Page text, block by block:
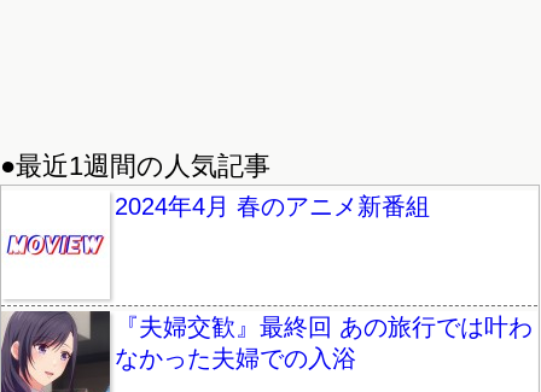
●最近1週間の人気記事
2024年4月 春のアニメ新番組
『夫婦交歓』最終回 あの旅行では叶わ
なかった夫婦での入浴